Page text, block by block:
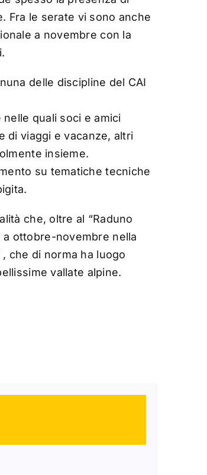
Fra le serate vi sono anche
a novembre con la
delle discipline del CAI
quali soci e amici
di viaggi e vacanze, altri
insieme.
su tematiche tecniche
che, oltre al “Raduno
a ottobre-novembre nella
, che di norma ha luogo
vallate alpine.